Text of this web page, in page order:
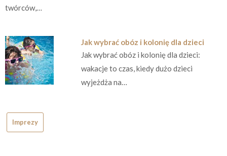
twórców,…
Jak wybrać obóz i kolonię dla dzieci
Jak wybrać obóz i kolonię dla dzieci:
wakacje to czas, kiedy dużo dzieci
wyjeżdża na…
Imprezy